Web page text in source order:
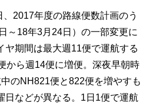
2017年度の路線便数計画のう
～18年3月24日）の一部変更に
ヤ期間は最大週11便で運航する
から週14便に増便。深夜早朝時
のNH821便と822便を増やすも
日などが異なる。1日1便で運航